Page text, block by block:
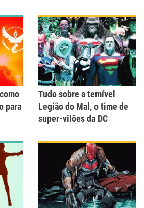
para
Tudo sobre a temível
Legião do Mal, o time de
super-vilões da DC